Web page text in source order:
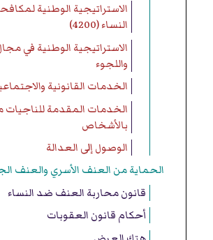
الاستراتيجية الوطنية
النساء (4200)
الاستراتيجية الوطنية في
واللجوء
الخدمات القانونية
الخدمات المقدمة للناجيات
بالأشخاص
الوصول إلى العدالة
الحماية من العنف الأسري والعنف
قانون محاربة العنف ضد النساء
أحكام قانون العقوبات